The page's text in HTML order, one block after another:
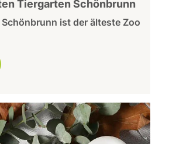
Tiergarten Schönbrunn
ist der älteste Zoo